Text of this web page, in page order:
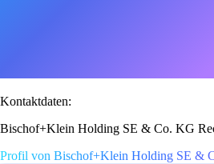
Kontaktdaten:
Bischof+Klein Holding SE & Co. KG
Profil von Bischof+Klein Holding SE &